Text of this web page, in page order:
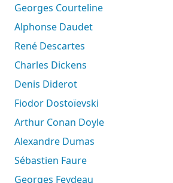
Georges Courteline
Alphonse Daudet
René Descartes
Charles Dickens
Denis Diderot
Fiodor Dostoïevski
Arthur Conan Doyle
Alexandre Dumas
Sébastien Faure
Georges Feydeau